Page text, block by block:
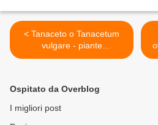
< Tanaceto o Tanacetum
vulgare - piante
fitoterapiche
Ospitato da Overblog
I migliori post